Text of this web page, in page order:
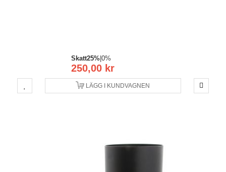
250,00 kr
Skatt25%| 0%
LÄGG I KUNDVAGNEN